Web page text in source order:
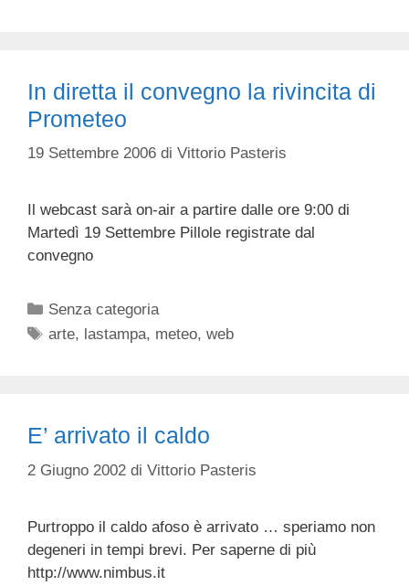
In diretta il convegno la rivincita di
Prometeo
19 Settembre 2006 di Vittorio Pasteris
Il webcast sarà on-air a partire dalle ore 9:00 di
Martedì 19 Settembre Pillole registrate dal
convegno
Categorie
Senza categoria
Tag
arte, lastampa, meteo,web
E’ arrivato il caldo
2 Giugno 2002 di Vittorio Pasteris
Purtroppo il caldo afoso è arrivato … speriamo non
degeneri in tempi brevi. Per saperne di più
http://www.nimbus.it